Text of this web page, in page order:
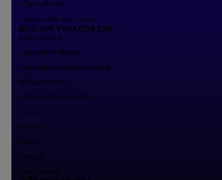
นโยบายคืนเงิน
Customer One Stop Service
BUY ON VNIXONLINE
สินค้าออนไลน์
แบรนด์สินค้าทั้งหมด
แบรนด์สินค้าแยกตามหมวดหมู่
ขอใบเสนอราคา
สมัครเป็นพันธมิตรธุรกิจ
Lazada
Shopee
Tiktok
Lnwshop
Line Shopping